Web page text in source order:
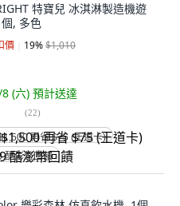
特寶兒 冰淇淋製造機遊
, 多色
價 19%$1,010
(六) 預計送達
(22)
再省 $75 (王道卡)
酷澎幣回饋